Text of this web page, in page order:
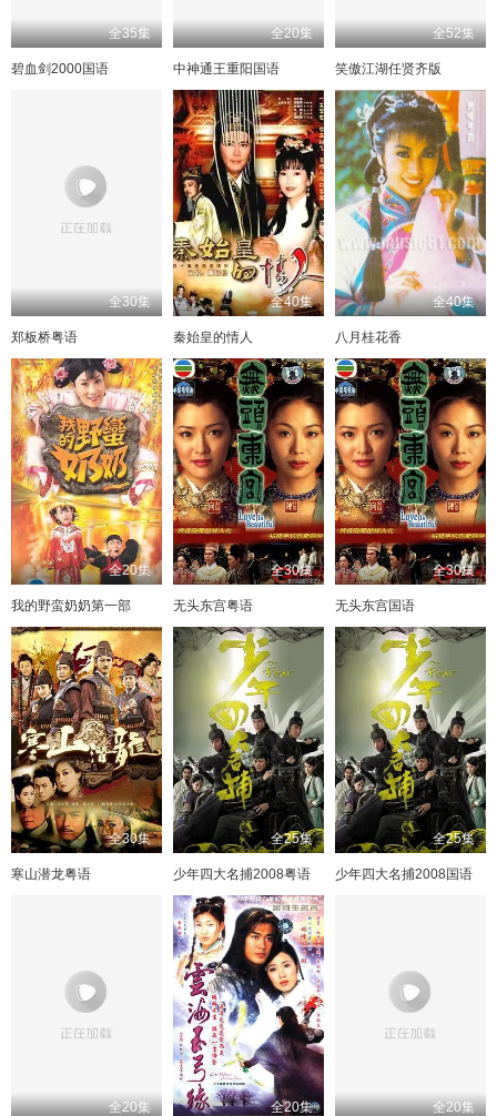
全35集
碧血剑2000国语
全20集
中神通王重阳国语
全52集
笑傲江湖任贤齐版
全30集
郑板桥粤语
全40集
秦始皇的情人
全40集
八月桂花香
全20集
我的野蛮奶奶第一部
全30集
无头东宫粤语
全30集
无头东宫国语
全30集
寒山潜龙粤语
全25集
少年四大名捕2008粤语
全25集
少年四大名捕2008国语
全20集 全20集 全20集